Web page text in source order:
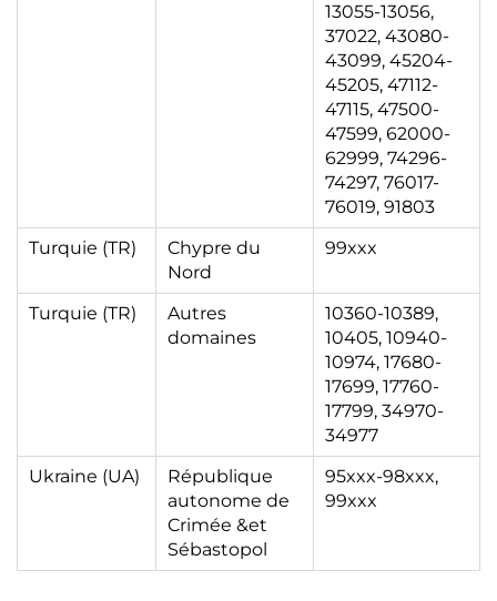
13055-13056,
37022, 43080-
43099, 45204-
45205, 47112-
47115, 47500-
47599, 62000-
62999, 74296-
74297, 76017-
76019, 91803
Turquie (TR)
Chypre du
Nord
99xxx
Turquie (TR)
Autres
domaines
10360-10389,
10405, 10940-
10974, 17680-
17699, 17760-
17799, 34970-
34977
Ukraine (UA)
République
autonome de
Crimée &et
Sébastopol
95xxx-98xxx,
99xxx